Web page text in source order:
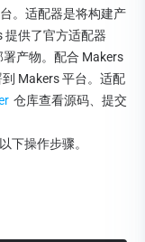
。适配器是将构建产
提供了官方适配器
署产物。配合 Makers
Makers 平台。适配
仓库查看源码、提交
下操作步骤。